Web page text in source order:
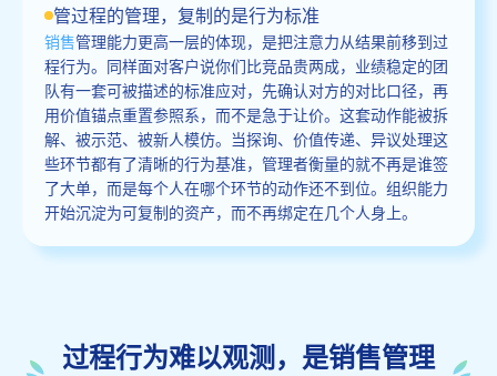
管过程的管理，复制的是行为标准
销售管理能力更高一层的体现，是把注意力从结果前移到过
程行为。同样面对客户说你们比竞品贵两成，业绩稳定的团
队有一套可被描述的标准应对，先确认对方的对比口径，再
用价值锚点重置参照系，而不是急于让价。这套动作能被拆
解、被示范、被新人模仿。当探询、价值传递、异议处理这
些环节都有了清晰的行为基准，管理者衡量的就不再是谁签
了大单，而是每个人在哪个环节的动作还不到位。组织能力
开始沉淀为可复制的资产，而不再绑定在几个人身上。
过程行为难以观测，是销售管理